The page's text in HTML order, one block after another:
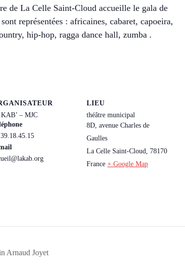
de La Celle Saint-Cloud accueille le gala de
représentées : africaines, cabaret, capoeira,
hip-hop, ragga dance hall, zumba .
– MJC
LIEU
théâtre municipal
8D, avenue Charles de
Gaulles
La Celle Saint-Cloud
78170
France + Google Map
Arnaud Joyet